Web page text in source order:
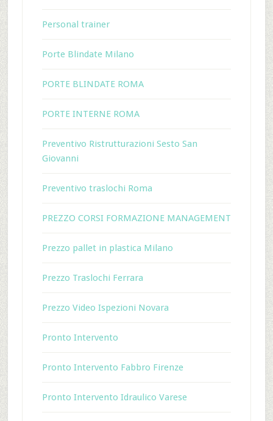
Personal trainer
Porte Blindate Milano
PORTE BLINDATE ROMA
PORTE INTERNE ROMA
Preventivo Ristrutturazioni Sesto San
Giovanni
Preventivo traslochi Roma
PREZZO CORSI FORMAZIONE MANAGEMENT
Prezzo pallet in plastica Milano
Prezzo Traslochi Ferrara
Prezzo Video Ispezioni Novara
Pronto Intervento
Pronto Intervento Fabbro Firenze
Pronto Intervento Idraulico Varese